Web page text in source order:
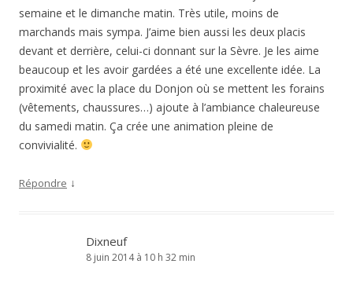
semaine et le dimanche matin. Très utile, moins de
marchands mais sympa. J’aime bien aussi les deux placis
devant et derrière, celui-ci donnant sur la Sèvre. Je les aime
beaucoup et les avoir gardées a été une excellente idée. La
proximité avec la place du Donjon où se mettent les forains
(vêtements, chaussures…) ajoute à l’ambiance chaleureuse
du samedi matin. Ça crée une animation pleine de
convivialité.
Répondre ↓
Dixneuf
8 juin 2014 à 10 h 32 min